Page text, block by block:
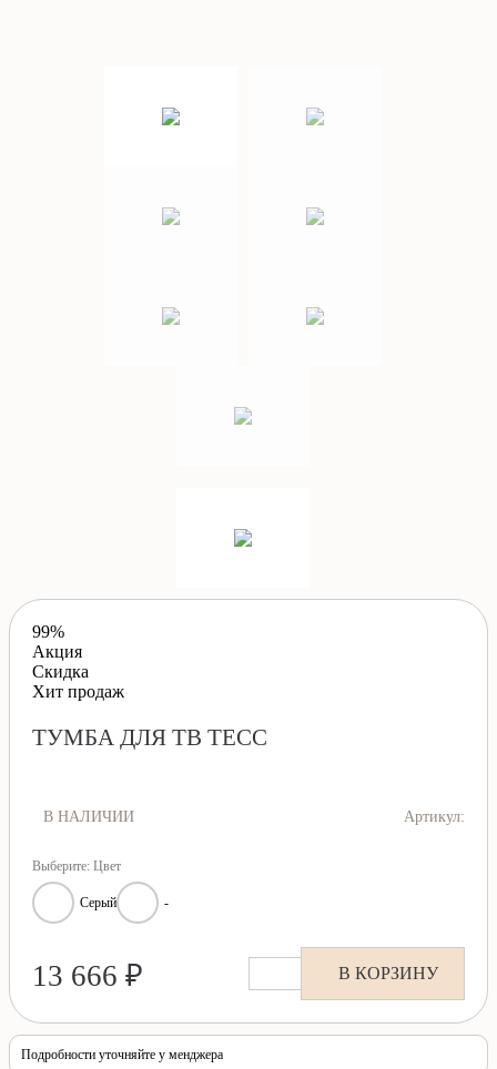
99%
Акция
Скидка
Хит продаж
ТУМБА ДЛЯ ТВ ТЕСС
В НАЛИЧИИ Артикул:
Выберите: Цвет
Серый -
13 666 ₽ В КОРЗИНУ
Подробности уточняйте у менджера